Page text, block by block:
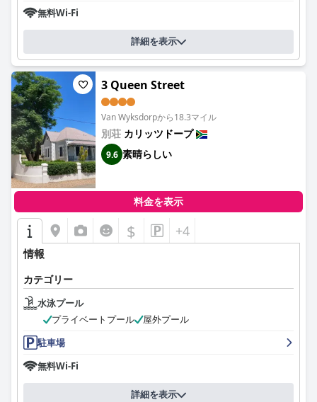
無料Wi-Fi
詳細を表示
3 Queen Street
Van Wyksdorpから18.3マイル
別荘 カリッツドープ
9.6 素晴らしい
料金を表示
$ +4
情報
カテゴリー
水泳プール
プライベートプール
屋外プール
駐車場
無料Wi-Fi
詳細を表示